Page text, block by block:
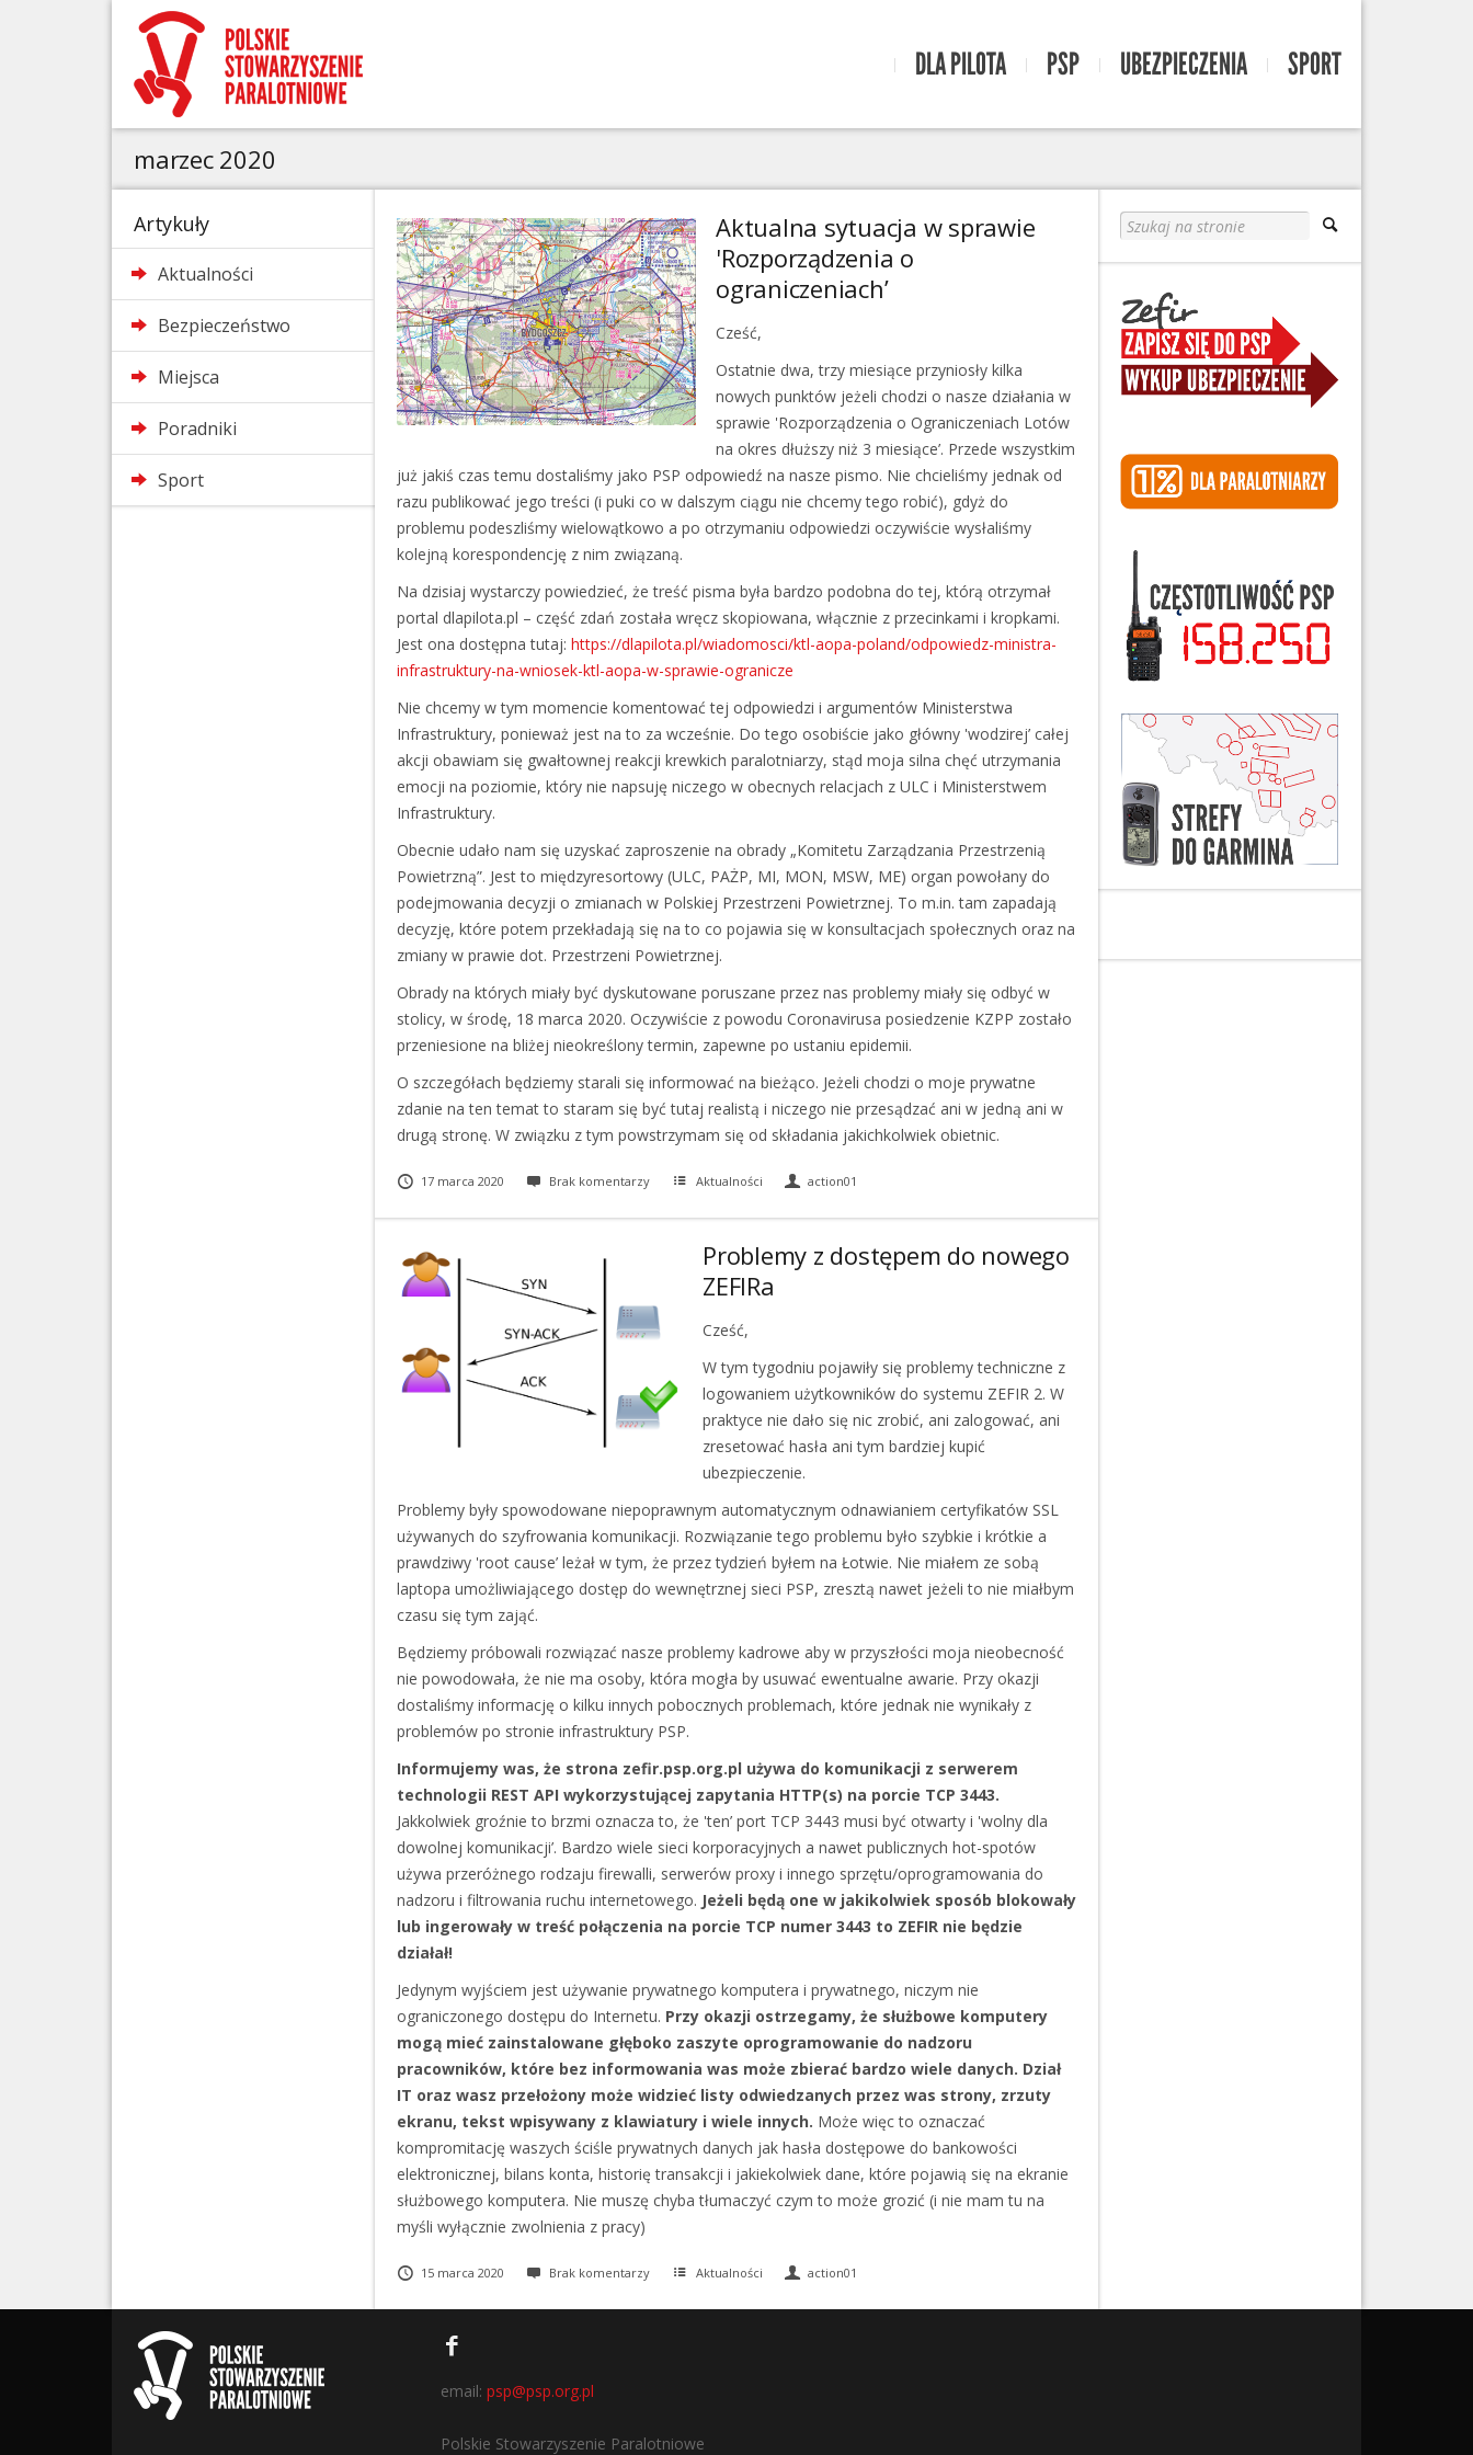
DLA PILOTA PSP UBEZPIECZENIA SPORT
marzec 2020
Artykuły
Aktualności
Bezpieczeństwo
Miejsca
Poradniki
Sport
Aktualna sytuacja w sprawie
'Rozporządzenia o
ograniczeniach’
Cześć,
Ostatnie dwa, trzy miesiące przyniosły kilka
nowych punktów jeżeli chodzi o nasze działania w
sprawie 'Rozporządzenia o Ograniczeniach Lotów
na okres dłuższy niż 3 miesiące’. Przede wszystkim
już jakiś czas temu dostaliśmy jako PSP odpowiedź na nasze pismo. Nie chcieliśmy jednak od
razu publikować jego treści (i puki co w dalszym ciągu nie chcemy tego robić), gdyż do
problemu podeszliśmy wielowątkowo a po otrzymaniu odpowiedzi oczywiście wysłaliśmy
kolejną korespondencję z nim związaną.
Na dzisiaj wystarczy powiedzieć, że treść pisma była bardzo podobna do tej, którą otrzymał
portal dlapilota.pl – część zdań została wręcz skopiowana, włącznie z przecinkami i kropkami.
Jest ona dostępna tutaj: https://dlapilota.pl/wiadomosci/ktl-aopa-poland/odpowiedz-ministra-
infrastruktury-na-wniosek-ktl-aopa-w-sprawie-ogranicze
Nie chcemy w tym momencie komentować tej odpowiedzi i argumentów Ministerstwa
Infrastruktury, ponieważ jest na to za wcześnie. Do tego osobiście jako główny 'wodzirej’ całej
akcji obawiam się gwałtownej reakcji krewkich paralotniarzy, stąd moja silna chęć utrzymania
emocji na poziomie, który nie napsuję niczego w obecnych relacjach z ULC i Ministerstwem
Infrastruktury.
Obecnie udało nam się uzyskać zaproszenie na obrady „Komitetu Zarządzania Przestrzenią
Powietrzną”. Jest to międzyresortowy (ULC, PAŻP, MI, MON, MSW, ME) organ powołany do
podejmowania decyzji o zmianach w Polskiej Przestrzeni Powietrznej. To m.in. tam zapadają
decyzję, które potem przekładają się na to co pojawia się w konsultacjach społecznych oraz na
zmiany w prawie dot. Przestrzeni Powietrznej.
Obrady na których miały być dyskutowane poruszane przez nas problemy miały się odbyć w
stolicy, w środę, 18 marca 2020. Oczywiście z powodu Coronavirusa posiedzenie KZPP zostało
przeniesione na bliżej nieokreślony termin, zapewne po ustaniu epidemii.
O szczegółach będziemy starali się informować na bieżąco. Jeżeli chodzi o moje prywatne
zdanie na ten temat to staram się być tutaj realistą i niczego nie przesądzać ani w jedną ani w
drugą stronę. W związku z tym powstrzymam się od składania jakichkolwiek obietnic.
17 marca 2020 Brak komentarzy Aktualności action01
Problemy z dostępem do nowego
ZEFIRa
Cześć,
W tym tygodniu pojawiły się problemy techniczne z
logowaniem użytkowników do systemu ZEFIR 2. W
praktyce nie dało się nic zrobić, ani zalogować, ani
zresetować hasła ani tym bardziej kupić
ubezpieczenie.
Problemy były spowodowane niepoprawnym automatycznym odnawianiem certyfikatów SSL
używanych do szyfrowania komunikacji. Rozwiązanie tego problemu było szybkie i krótkie a
prawdziwy 'root cause’ leżał w tym, że przez tydzień byłem na Łotwie. Nie miałem ze sobą
laptopa umożliwiającego dostęp do wewnętrznej sieci PSP, zresztą nawet jeżeli to nie miałbym
czasu się tym zająć.
Będziemy próbowali rozwiązać nasze problemy kadrowe aby w przyszłości moja nieobecność
nie powodowała, że nie ma osoby, która mogła by usuwać ewentualne awarie. Przy okazji
dostaliśmy informację o kilku innych pobocznych problemach, które jednak nie wynikały z
problemów po stronie infrastruktury PSP.
Informujemy was, że strona zefir.psp.org.pl używa do komunikacji z serwerem
technologii REST API wykorzystującej zapytania HTTP(s) na porcie TCP 3443.
Jakkolwiek groźnie to brzmi oznacza to, że 'ten’ port TCP 3443 musi być otwarty i 'wolny dla
dowolnej komunikacji’. Bardzo wiele sieci korporacyjnych a nawet publicznych hot-spotów
używa przeróżnego rodzaju firewalli, serwerów proxy i innego sprzętu/oprogramowania do
nadzoru i filtrowania ruchu internetowego. Jeżeli będą one w jakikolwiek sposób blokowały
lub ingerowały w treść połączenia na porcie TCP numer 3443 to ZEFIR nie będzie
działał!
Jedynym wyjściem jest używanie prywatnego komputera i prywatnego, niczym nie
ograniczonego dostępu do Internetu. Przy okazji ostrzegamy, że służbowe komputery
mogą mieć zainstalowane głęboko zaszyte oprogramowanie do nadzoru
pracowników, które bez informowania was może zbierać bardzo wiele danych. Dział
IT oraz wasz przełożony może widzieć listy odwiedzanych przez was strony, zrzuty
ekranu, tekst wpisywany z klawiatury i wiele innych. Może więc to oznaczać
kompromitację waszych ściśle prywatnych danych jak hasła dostępowe do bankowości
elektronicznej, bilans konta, historię transakcji i jakiekolwiek dane, które pojawią się na ekranie
służbowego komputera. Nie muszę chyba tłumaczyć czym to może grozić (i nie mam tu na
myśli wyłącznie zwolnienia z pracy)
15 marca 2020 Brak komentarzy Aktualności action01
email: psp@psp.org.pl
Polskie Stowarzyszenie Paralotniowe